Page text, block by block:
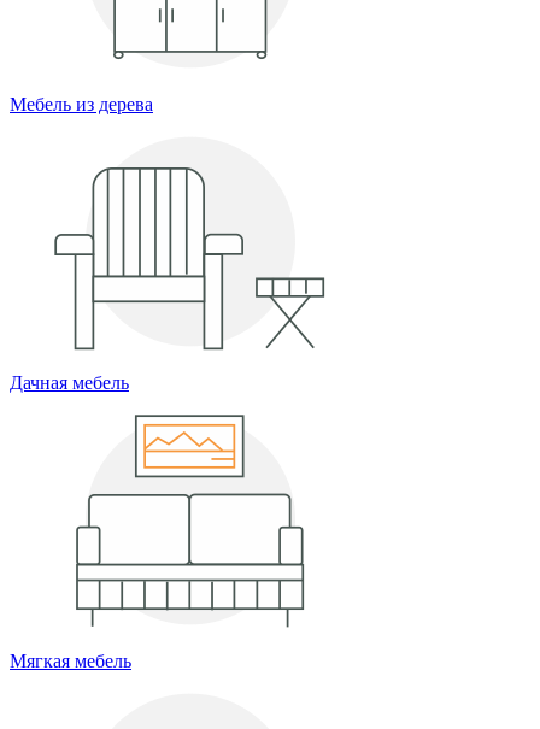
Мебель из дерева
Дачная мебель
Мягкая мебель